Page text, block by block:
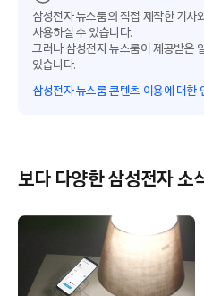
삼성전자 뉴스룸의 직접 제작한 기사
사용하실 수 있습니다.
그러나 삼성전자 뉴스룸이 제공받은
있습니다.
삼성전자 뉴스룸 콘텐츠 이용에 대한
보다 다양한 삼성전자 소